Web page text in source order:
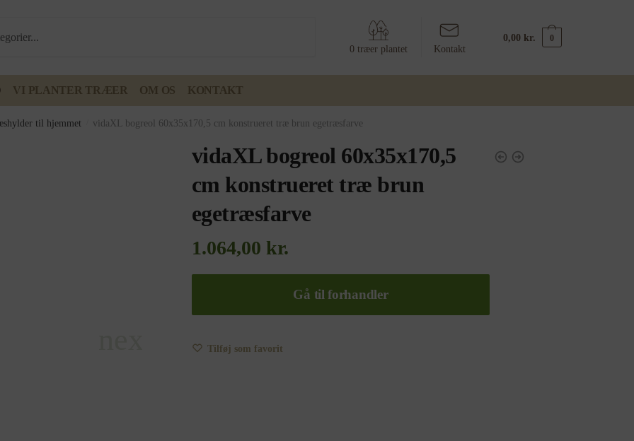
0 træer plantet Kontakt
0,00 kr. 0
VI PLANTER TRÆER OM OS KONTAKT
til hjemmet vidaXL bogreol 60x35x170,5 cm konstrueret træ brun egetræsfarve
vidaXL bogreol 60x35x170,5
cm konstrueret træ brun
egetræsfarve
1.064,00 kr.
Gå til forhandler
Tilføj som favorit